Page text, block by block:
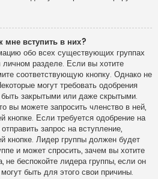
мне вступить в них?
обо всех существующих группах
разделе. Если вы хотите
соответствующую кнопку. Однако не
могут требовать одобрения
закрытыми или даже скрытыми.
вы можете запросить членство в ней,
кнопке. Если требуется одобрение на
запрос на вступление,
кнопке. Лидер группы должен будет
и может спросить, зачем вы хотите
не беспокойте лидера группы, если он
быть для этого свои причины.